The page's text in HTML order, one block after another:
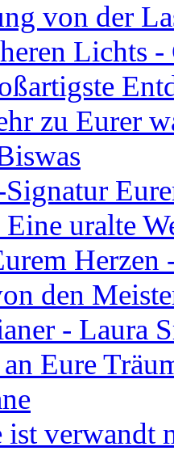
von der
Lichts
zu Eurer
Eine uralte
den
- Laura
Eure
ist verwandt